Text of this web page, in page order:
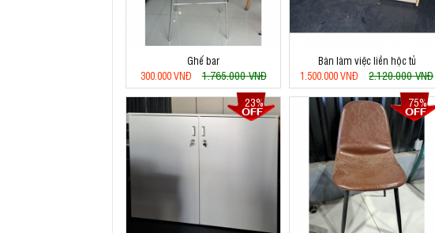
Ghế bar
300.000 VNĐ
1.765.000 VNĐ
Bàn làm việc liền hộc tủ
1.500.000 VNĐ
2.120.000 VNĐ
23%
75%